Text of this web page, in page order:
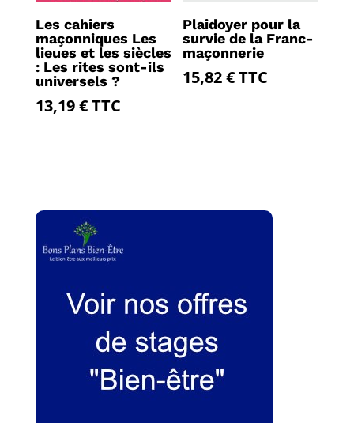
Les cahiers
maçonniques Les
lieues et les siècles
: Les rites sont-ils
universels ?
13,19€TTC
Plaidoyer pour la
survie de la Franc-
maçonnerie
15,82€TTC